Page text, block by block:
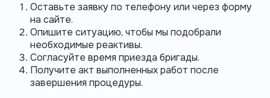
Оставьте заявку по телефону или через форму
на сайте.
Опишите ситуацию, чтобы мы подобрали
необходимые реактивы.
Согласуйте время приезда бригады.
Получите акт выполненных работ после
завершения процедуры.